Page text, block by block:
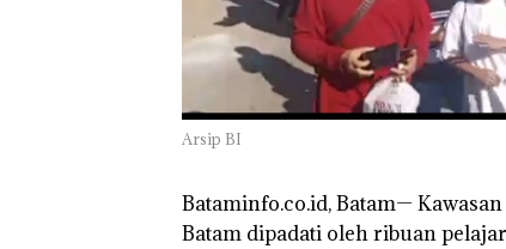
Arsip BI
‎Bataminfo.co.id, Batam—
Batam dipadati oleh ribuan